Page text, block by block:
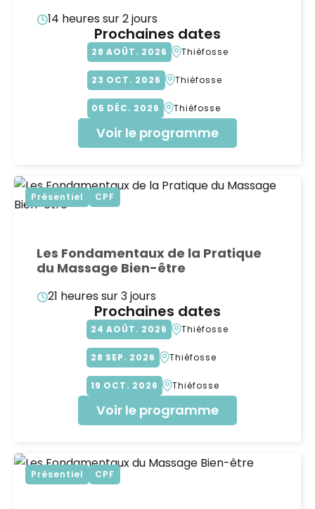
14 heures sur 2 jours
Prochaines dates
28 AOÛT 2026 Thiéfosse
23 OCT 2026 Thiéfosse
05 DÉC 2026 Thiéfosse
Voir le programme
Présentiel CPF
Les Fondamentaux de la Pratique
du Massage Bien-être
21 heures sur 3 jours
Prochaines dates
24 AOÛT 2026 Thiéfosse
28 SEP 2026 Thiéfosse
19 OCT 2026 Thiéfosse
Voir le programme
Présentiel CPF